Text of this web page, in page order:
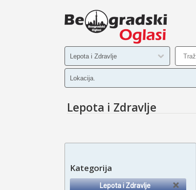
Lepota i Zdravlje
Kategorija
Lepota i Zdravlje